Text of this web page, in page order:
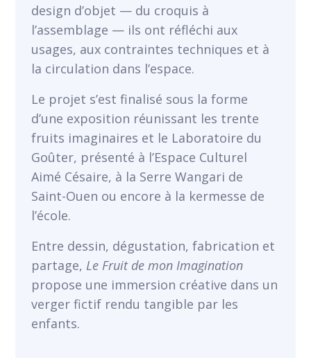
design d’objet — du croquis à
l’assemblage — ils ont réfléchi aux
usages, aux contraintes techniques et à
la circulation dans l’espace.
Le projet s’est finalisé sous la forme
d’une exposition réunissant les trente
fruits imaginaires et le Laboratoire du
Goûter, présenté à l’Espace Culturel
Aimé Césaire, à la Serre Wangari de
Saint-Ouen ou encore à la kermesse de
l’école.
Entre dessin, dégustation, fabrication et
partage, Le Fruit de mon Imagination
propose une immersion créative dans un
verger fictif rendu tangible par les
enfants.